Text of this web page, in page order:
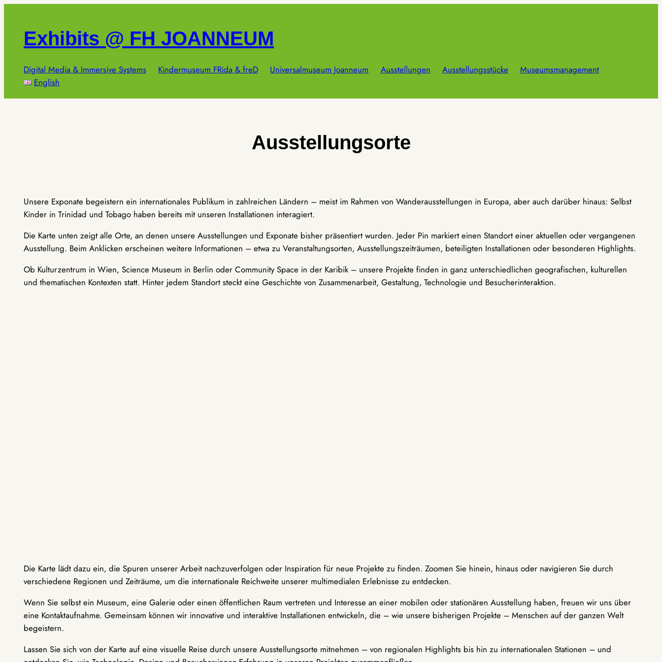
springenExhibits @ FH JOANNEUM
Digital Media & Immersive Systems Kindermuseum FRida & freD Universalmuseum Joanneum Ausstellungen Ausstellungsstücke
Museumsmanagement
English
Ausstellungsorte
Unsere Exponate begeistern ein internationales Publikum in zahlreichen Ländern – meist im Rahmen von Wanderausstellungen in Europa, aber auch darüber hinaus: Selbst
Kinder in Trinidad und Tobago haben bereits mit unseren Installationen interagiert.
Die Karte unten zeigt alle Orte, an denen unsere Ausstellungen und Exponate bisher präsentiert wurden. Jeder Pin markiert einen Standort einer aktuellen oder vergangenen
Ausstellung. Beim Anklicken erscheinen weitere Informationen – etwa zu Veranstaltungsorten, Ausstellungszeiträumen, beteiligten Installationen oder besonderen Highlights.
Ob Kulturzentrum in Wien, Science Museum in Berlin oder Community Space in der Karibik – unsere Projekte finden in ganz unterschiedlichen geografischen, kulturellen
und thematischen Kontexten statt. Hinter jedem Standort steckt eine Geschichte von Zusammenarbeit, Gestaltung, Technologie und Besucherinteraktion.
Die Karte lädt dazu ein, die Spuren unserer Arbeit nachzuverfolgen oder Inspiration für neue Projekte zu finden. Zoomen Sie hinein, hinaus oder navigieren Sie durch
verschiedene Regionen und Zeiträume, um die internationale Reichweite unserer multimedialen Erlebnisse zu entdecken.
Wenn Sie selbst ein Museum, eine Galerie oder einen öffentlichen Raum vertreten und Interesse an einer mobilen oder stationären Ausstellung haben, freuen wir uns über
eine Kontaktaufnahme. Gemeinsam können wir innovative und interaktive Installationen entwickeln, die – wie unsere bisherigen Projekte – Menschen auf der ganzen Welt
begeistern.
Lassen Sie sich von der Karte auf eine visuelle Reise durch unsere Ausstellungsorte mitnehmen – von regionalen Highlights bis hin zu internationalen Stationen – und